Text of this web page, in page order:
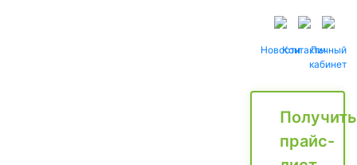
НовостиКонтактыЛичный
кабинет
Получить
прайс-